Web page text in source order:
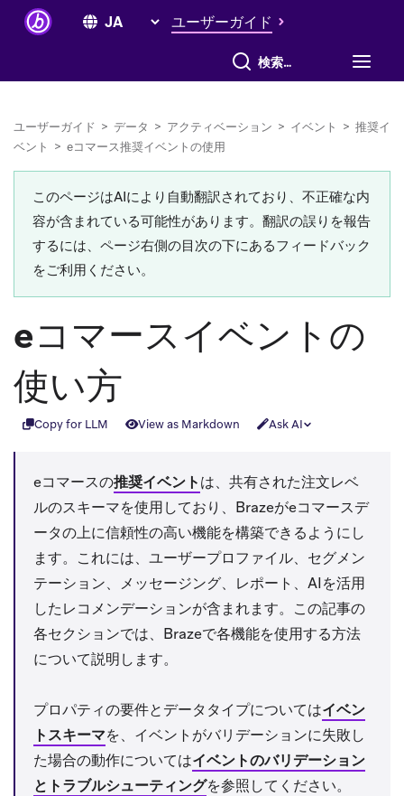
ユーザーガイド
すべて検索
ユーザーガイド > データ > アクティベーション > イベント > 推奨イ
ベント > eコマース推奨イベントの使用
このページはAIにより自動翻訳されており、不正確な内
容が含まれている可能性があります。翻訳の誤りを報告
するには、ページ右側の目次の下にあるフィードバック
をご利用ください。
eコマースイベントの
使い方
Copy for LLM View as Markdown Ask AI
eコマースの推奨イベントは、共有された注文レベ
ルのスキーマを使用しており、Brazeがeコマースデ
ータの上に信頼性の高い機能を構築できるようにし
ます。これには、ユーザープロファイル、セグメン
テーション、メッセージング、レポート、AIを活用
したレコメンデーションが含まれます。この記事の
各セクションでは、Brazeで各機能を使用する方法
について説明します。
プロパティの要件とデータタイプについてはイベン
トスキーマを、イベントがバリデーションに失敗し
た場合の動作についてはイベントのバリデーション
とトラブルシューティングを参照してください。